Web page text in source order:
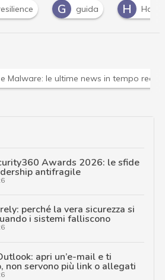
G guida H Hacker
Malware: le ultime news in tempo
Awards 2026: le sfide
antifragile
perché la vera sicurezza si
i sistemi falliscono
apri un’e-mail e ti
non servono più link o allegati